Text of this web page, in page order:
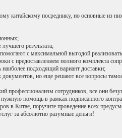
китайскому посреднику, но основные из
результата;
с максимальной выгодой
с предоставлением полного комплекта
подходящий вариант доставки;
документов, но еще решают все вопросы
профессионализм сотрудников, все они
помощь в рамках подписанного
в Китае, поручите проведение всех
за абсолютно разумные деньги!